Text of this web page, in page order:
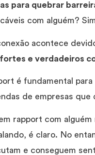
para quebrar
com alguém?
acontece
fortes e verdadeiros
é fundamental
de empresas
rapport com
é claro. No
e conseguem